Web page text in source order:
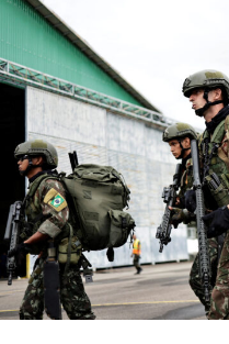
Además, León XIV, como
rendir un homenaje
quien es considerado un